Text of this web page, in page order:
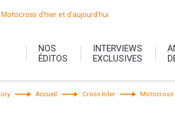
Motocross d'hier et d'aujourd'hui
NOS
ÉDITOS
INTERVIEWS
EXCLUSIVES
Accueil Cross Inter Motocross